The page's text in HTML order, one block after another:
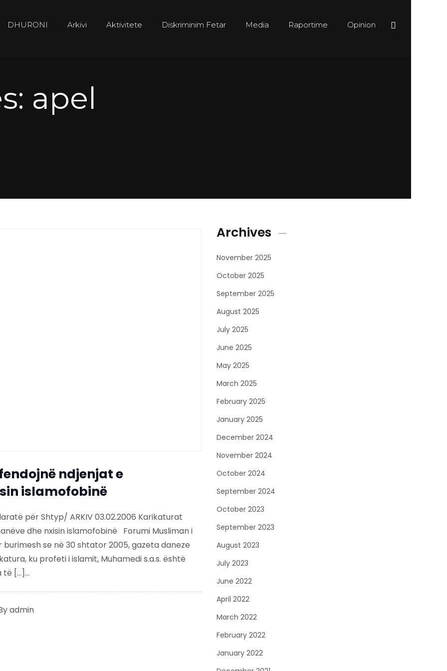
DHURONI Arkivi Aktivitete Diskriminim Fetar Media Raportime Opinion
apel
ndjenjat e
islamofobinë
për Shtyp/ ARKIV 03.02.2006 Karikaturat
dhe nxisin islamofobinë Forumi Musliman i
se në 30 shtator 2005, gazeta daneze
ku profeti i islamit, Muhamedi s.a.s. është
[…]...
admin
Archives
November 2025
October 2025
September 2025
August 2025
July 2025
June 2025
May 2025
March 2025
February 2025
January 2025
December 2024
November 2024
October 2024
September 2024
October 2023
September 2023
August 2023
July 2023
June 2022
April 2022
March 2022
February 2022
January 2022